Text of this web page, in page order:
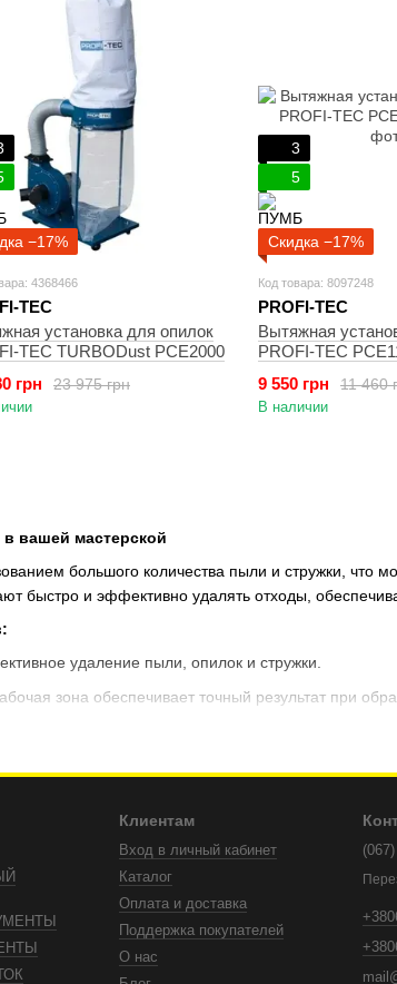
в вашей мастерской
большого количества пыли и стружки, что
быстро и эффективно удалять отходы,
удаление пыли, опилок и стружки.
зона обеспечивает точный результат при
систему сбора пыли и улучшат условия
чисто, безопасно и продуктивно!
−17%
4368466
TEC
установка для опилок
TEC TURBODust PCE2000
23 975 грн
грн
3
5
Скидка −17%
Код товара: 8097248
PROFI-TEC
Вытяжная
PROFI-TEC
11 460
9 550 грн
В наличии
Клиентам
Вход в личный кабинет
Каталог
Оплата и доставка
Поддержка покупателей
О нас